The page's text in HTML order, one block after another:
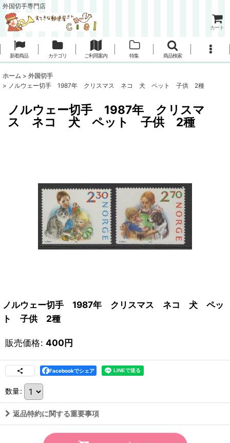
外国切手専門店
カート
新着商品 カテゴリ ご利用案内 特集 商品検索
ホーム > 外国切手
> ノルウェー切手 1987年 クリスマス ネコ 犬 ペット 子供 2種
ノルウェー切手 1987年 クリスマ
ス ネコ 犬 ペット 子供 2種
ノルウェー切手 1987年 クリスマス ネコ 犬 ペッ
ト 子供 2種
販売価格: 400円
Facebookでシェア
数量:
返品特約に関する重要事項